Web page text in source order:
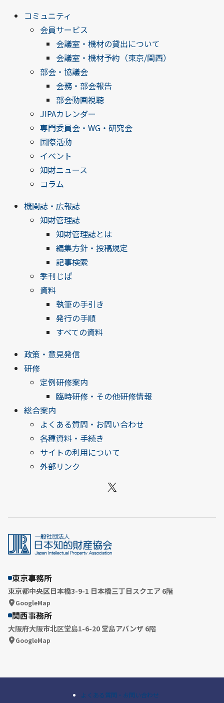
コミュニティ
会員サービス
会議室・機材の貸出について
会議室・機材予約（東京/関西）
部会・協議会
会務・部会報告
部会動画視聴
JIPAカレンダー
専門委員会・WG・研究会
国際活動
イベント
知財ニュース
コラム
機関誌・広報誌
知財管理誌
知財管理誌とは
編集方針・投稿規定
記事検索
季刊じぱ
資料
執筆の手引き
発行の手順
すべての資料
政策・意見発信
研修
定例研修案内
臨時研修・その他研修情報
総合案内
よくある質問・お問い合わせ
各種資料・手続き
サイトの利用について
外部リンク
X
東京事務所
東京都中央区日本橋3-9-1 日本橋三丁目スクエア 6階
GoogleMap
関西事務所
大阪府大阪市北区堂島1-6-20 堂島アバンザ 6階
GoogleMap
よくある質問・お問い合わせ